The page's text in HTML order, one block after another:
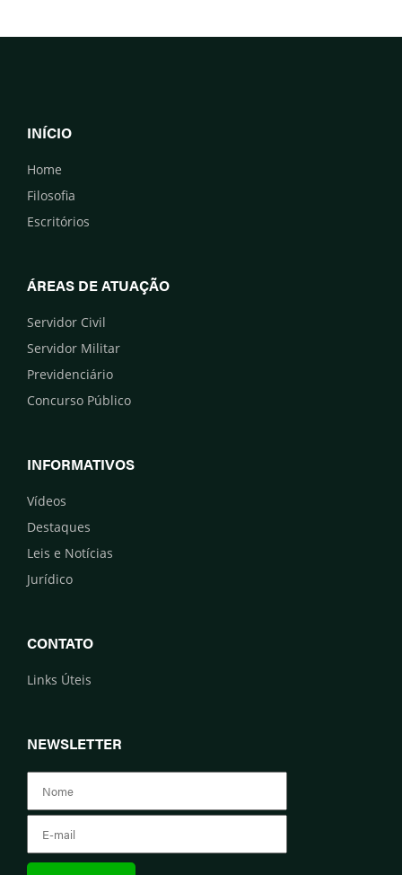
INÍCIO
Home
Filosofia
Escritórios
ÁREAS DE ATUAÇÃO
Servidor Civil
Servidor Militar
Previdenciário
Concurso Público
INFORMATIVOS
Vídeos
Destaques
Leis e Notícias
Jurídico
CONTATO
Links Úteis
NEWSLETTER